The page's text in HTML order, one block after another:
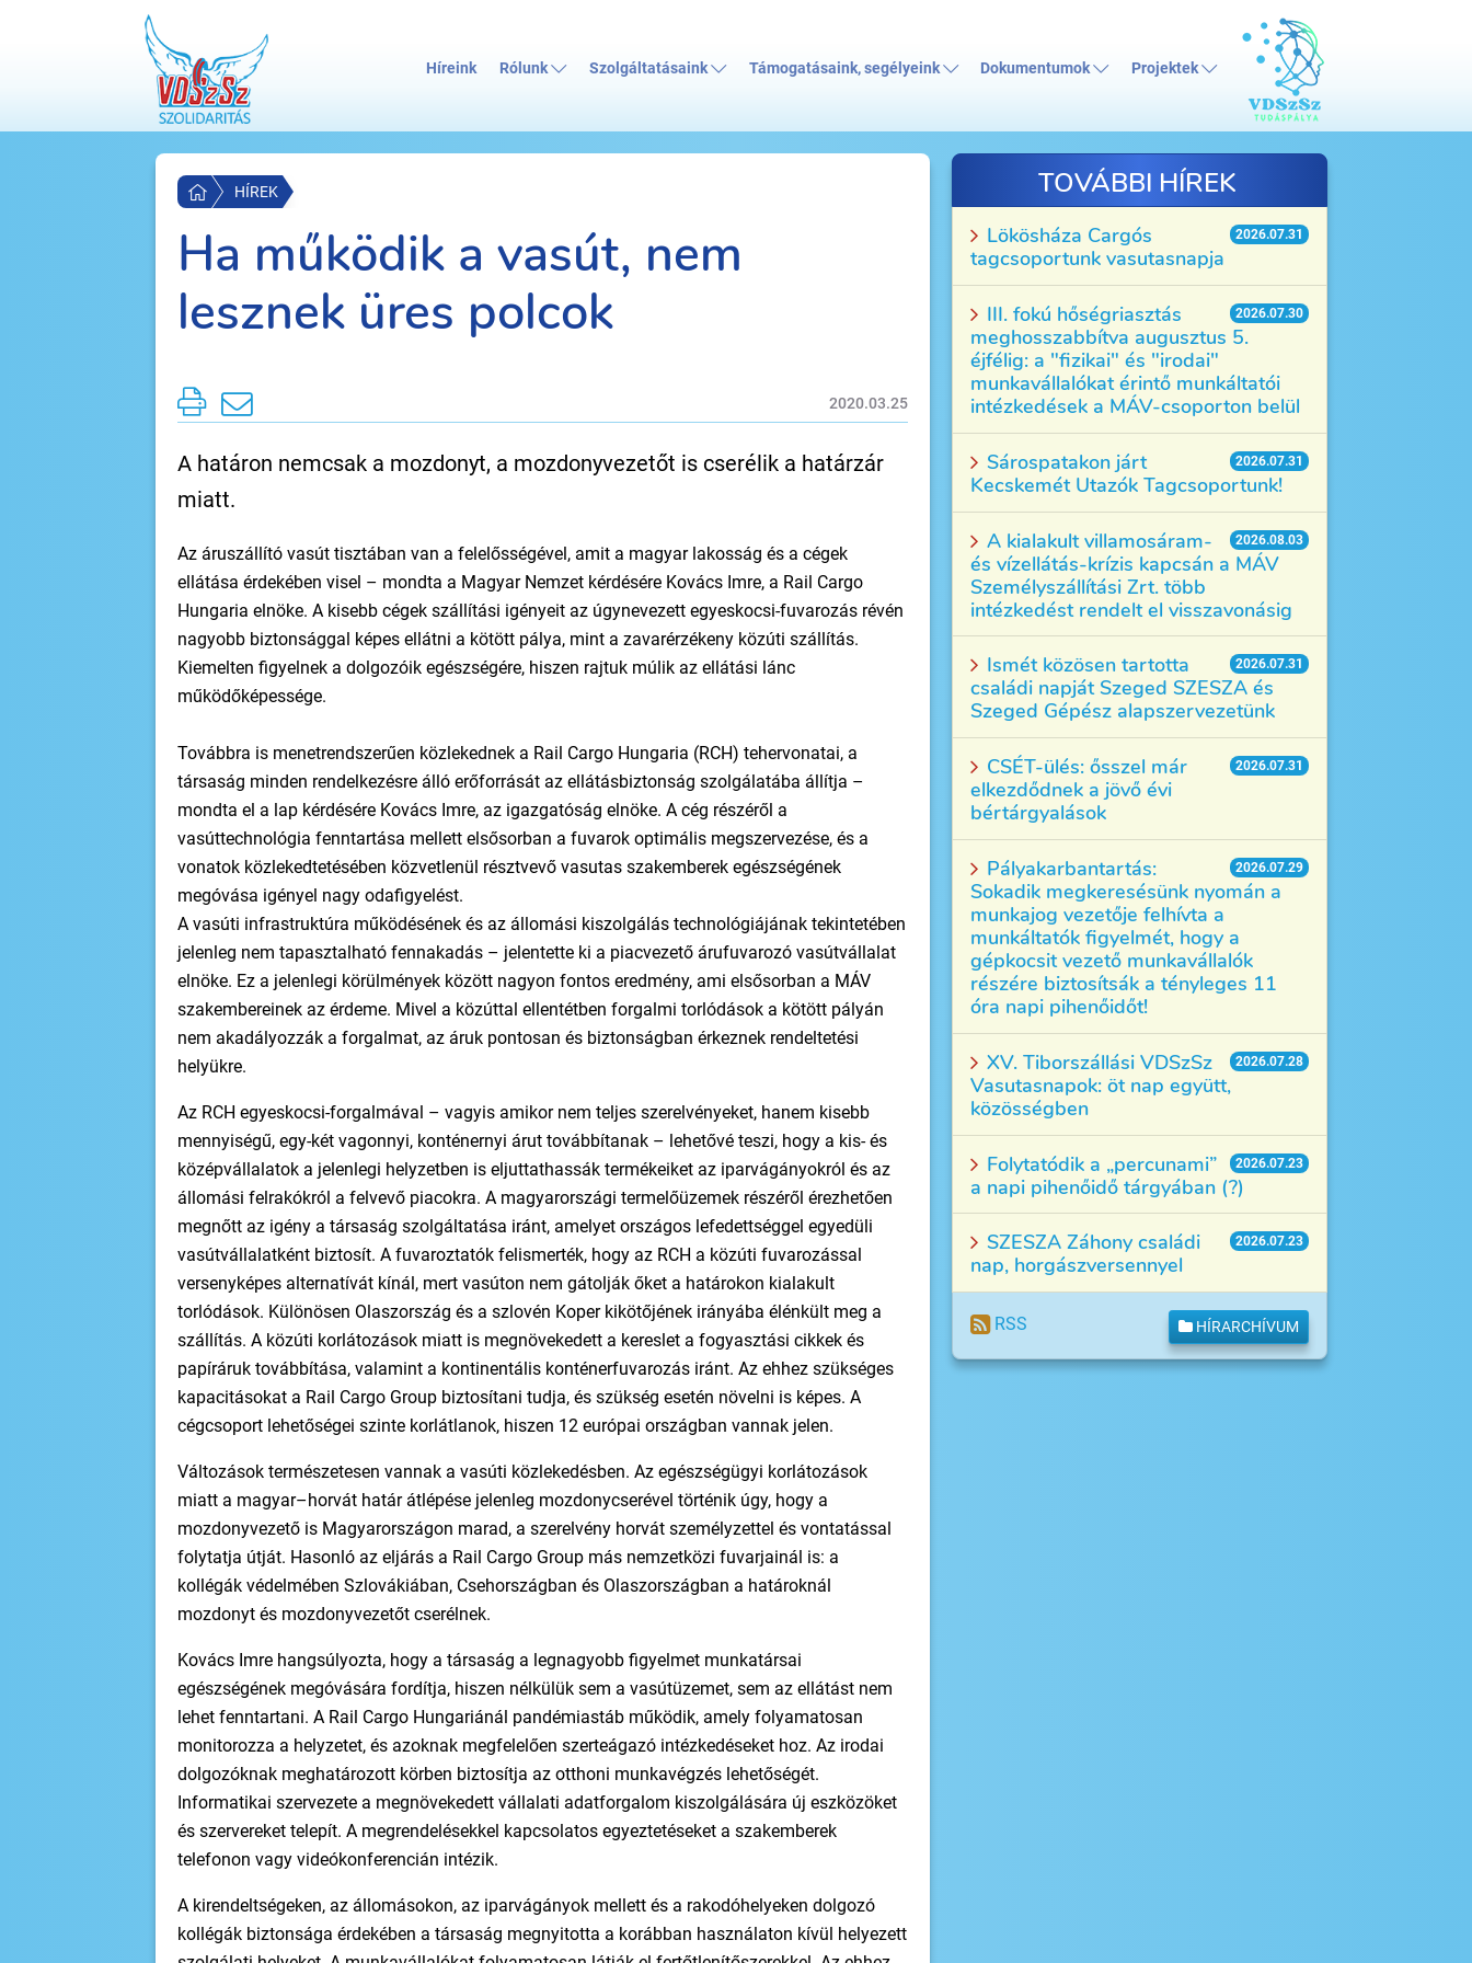
Híreink Rólunk Szolgáltatásaink Támogatásaink, segélyeink Dokumentumok Projektek
HÍREK
Ha működik a vasút, nem
lesznek üres polcok
2020.03.25
A határon nemcsak a mozdonyt, a mozdonyvezetőt is cserélik a határzár
miatt.
Az áruszállító vasút tisztában van a felelősségével, amit a magyar lakosság és a cégek
ellátása érdekében visel – mondta a Magyar Nemzet kérdésére Kovács Imre, a Rail Cargo
Hungaria elnöke. A kisebb cégek szállítási igényeit az úgynevezett egyeskocsi-fuvarozás révén
nagyobb biztonsággal képes ellátni a kötött pálya, mint a zavarérzékeny közúti szállítás.
Kiemelten figyelnek a dolgozóik egészségére, hiszen rajtuk múlik az ellátási lánc
működőképessége.
Továbbra is menetrendszerűen közlekednek a Rail Cargo Hungaria (RCH) tehervonatai, a
társaság minden rendelkezésre álló erőforrását az ellátásbiztonság szolgálatába állítja –
mondta el a lap kérdésére Kovács Imre, az igazgatóság elnöke. A cég részéről a
vasúttechnológia fenntartása mellett elsősorban a fuvarok optimális megszervezése, és a
vonatok közlekedtetésében közvetlenül résztvevő vasutas szakemberek egészségének
megóvása igényel nagy odafigyelést.
A vasúti infrastruktúra működésének és az állomási kiszolgálás technológiájának tekintetében
jelenleg nem tapasztalható fennakadás – jelentette ki a piacvezető árufuvarozó vasútvállalat
elnöke. Ez a jelenlegi körülmények között nagyon fontos eredmény, ami elsősorban a MÁV
szakemberei­nek az érdeme. Mivel a közúttal ellentétben forgalmi torlódások a kötött pályán
nem akadályozzák a forgalmat, az áruk pontosan és biztonságban érkeznek rendeltetési
helyükre.
Az RCH egyeskocsi-forgalmával – vagyis amikor nem teljes szerelvényeket, hanem kisebb
mennyiségű, egy-két vagonnyi, konténernyi árut továbbítanak – lehetővé teszi, hogy a kis- és
középvállalatok a jelenlegi helyzetben is eljuttathassák termékeiket az iparvágányokról és az
állomási felrakókról a felvevő piacokra. A magyarországi termelőüzemek részéről érezhe­tően
megnőtt az igény a társaság szolgáltatása iránt, amelyet országos lefedettséggel egyedüli
vasútvállalatként biztosít. A fuvaroztatók felismerték, hogy az RCH a közúti fuvarozással
versenyképes alternatívát kínál, mert vasúton nem gátolják őket a határokon kialakult
torlódások. Különösen Olaszország és a szlovén Koper kikötőjének irányába élénkült meg a
szállítás. A közúti korlátozások miatt is megnövekedett a kereslet a fogyasztási cikkek és
papíráruk továbbítása, valamint a kontinentális konténerfuvarozás iránt. Az ehhez szükséges
kapacitásokat a Rail Cargo Group biztosítani tudja, és szükség esetén növelni is képes. A
cégcsoport lehetőségei szinte korlátlanok, hiszen 12 európai országban vannak jelen.
Változások természetesen vannak a vasúti közlekedésben. Az egészségügyi korlátozások
miatt a magyar–horvát határ átlépése jelenleg mozdonycserével történik úgy, hogy a
mozdonyvezető is Magyarországon marad, a szerelvény horvát személyzettel és vontatással
folytatja útját. Hasonló az eljárás a Rail Cargo Group más nemzetközi fuvarjainál is: a
kollégák védelmében Szlovákiában, Csehországban és Olaszországban a határoknál
mozdonyt és mozdonyvezetőt cserélnek.
Kovács Imre hangsúlyozta, hogy a társaság a legnagyobb figyelmet munkatársai
egészségének megóvására fordítja, hiszen nélkülük sem a vasútüzemet, sem az ellátást nem
lehet fenntartani. A Rail Cargo Hungariánál pandémiastáb működik, amely folyamatosan
monitorozza a helyzetet, és azoknak megfelelően szerteágazó intézkedéseket hoz. Az irodai
dolgozóknak meghatározott körben biztosítja az otthoni munkavégzés lehetőségét.
Informatikai szervezete a megnövekedett vállalati adatforgalom kiszolgálására új eszközöket
és szervereket telepít. A megrendelésekkel kapcsolatos egyeztetéseket a szakemberek
telefonon vagy videókonferencián intézik.
A kirendeltségeken, az állomásokon, az iparvágányok mellett és a rakodóhelyeken dolgozó
kollégák biztonsága érdekében a társaság megnyitotta a korábban használaton kívül helyezett
TOVÁBBI HÍREK
2026.07.31
Lökösháza Cargós
tagcsoportunk vasutasnapja
2026.07.30
III. fokú hőségriasztás
meghosszabbítva augusztus 5.
éjfélig: a "fizikai" és "irodai"
munkavállalókat érintő munkáltatói
intézkedések a MÁV-csoporton belül
2026.07.31
Sárospatakon járt
Kecskemét Utazók Tagcsoportunk!
2026.08.03
A kialakult villamosáram-
és vízellátás-krízis kapcsán a MÁV
Személyszállítási Zrt. több
intézkedést rendelt el visszavonásig
2026.07.31
Ismét közösen tartotta
családi napját Szeged SZESZA és
Szeged Gépész alapszervezetünk
2026.07.31
CSÉT-ülés: ősszel már
elkezdődnek a jövő évi
bértárgyalások
2026.07.29
Pályakarbantartás:
Sokadik megkeresésünk nyomán a
munkajog vezetője felhívta a
munkáltatók figyelmét, hogy a
gépkocsit vezető munkavállalók
részére biztosítsák a tényleges 11
óra napi pihenőidőt!
2026.07.28
XV. Tiborszállási VDSzSz
Vasutasnapok: öt nap együtt,
közösségben
2026.07.23
Folytatódik a „percunami”
a napi pihenőidő tárgyában (?)
2026.07.23
SZESZA Záhony családi
nap, horgászversennyel
RSS HÍRARCHÍVUM